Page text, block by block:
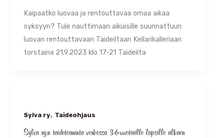
Kaipaatko luovaa ja rentouttavaa omaa aikaa
syksyyn? Tule nauttimaan aikuisille suunnattuun
luovan rentouttavaan Taideiltaan Kellarikalleriaan
torstaina 21.9.2023 klo 17-21 Taideilta
Sylva ry, Taideohjaus
Sylva ry:n taidetoiminta verkossa 3-6-vuotiaille lapsille alkaen